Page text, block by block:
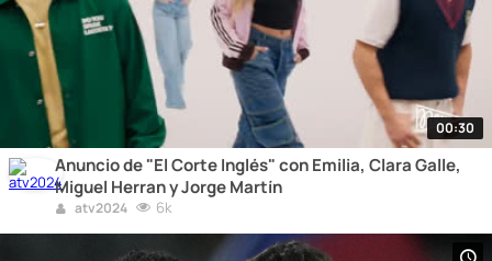
00:30
Anuncio de "El Corte Inglés" con Emilia, Clara Galle,
Miguel Herran y Jorge Martín
atv2024 6k